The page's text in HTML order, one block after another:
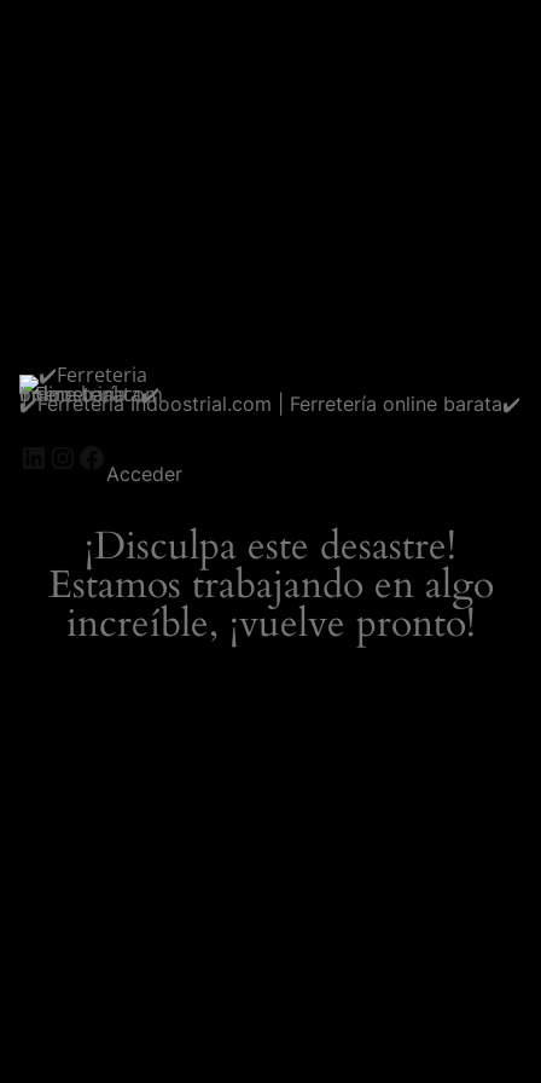
✔️Ferreteria Indoostrial.com | Ferretería online barata✔️
LinkedIn
Instagram
Facebook
Acceder
¡Disculpa este desastre!
Estamos trabajando en algo
increíble, ¡vuelve pronto!